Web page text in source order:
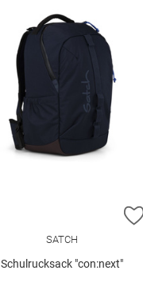
SATCH
Schulrucksack "con:next"